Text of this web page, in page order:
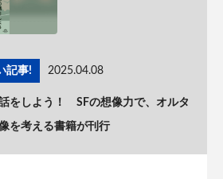
記事! 2025.04.08
をしよう！ SFの想像力で、オルタ
を考える書籍が刊行